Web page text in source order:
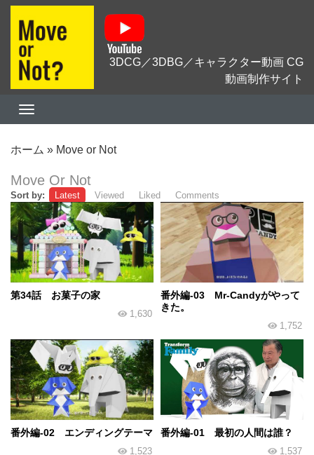
3DCG／3DBG／キャラクター動画 CG
動画制作サイト
ホーム » Move or Not
Move Or Not
Sort by: Latest Viewed Liked Comments
第34話 お菓子の家
1,630
番外編-03 Mr-Candyがやって
きた。
1,752
番外編-02 エンディングテーマ
1,523
番外編-01 最初の人間は誰？
1,537